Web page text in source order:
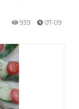
939 07-09